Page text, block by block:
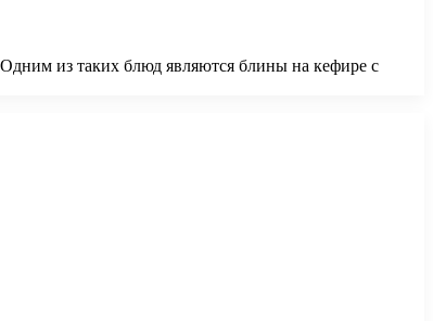
из таких блюд являются блины на кефире с